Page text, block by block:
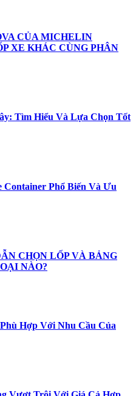
CỦA MICHELIN
XE KHÁC CÙNG PHÂN
Tìm Hiểu Và Lựa Chọn Tốt
Container Phổ Biến Và Ưu
CHỌN LỐP VÀ BẢNG
NÀO?
Hợp Với Nhu Cầu Của